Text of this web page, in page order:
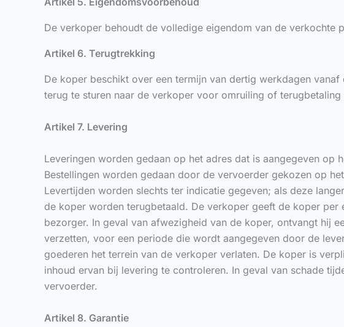
De verkoper behoudt de volledige eigendom van de
Artikel 6. Terugtrekking
De koper beschikt over een termijn van dertig werkdagen
terug te sturen naar de verkoper voor omruiling of
Artikel 7. Levering
Leveringen worden gedaan op het adres dat is aangegeven
Bestellingen worden gedaan door de vervoerder gekozen op
Levertijden worden slechts ter indicatie gegeven; als deze
de koper worden terugbetaald. De verkoper geeft de koper
bezorger. In geval van afwezigheid van de koper, ontvangt hij
verzetten, voor een periode die wordt aangegeven door de
goederen het terrein van de verkoper verlaten. De koper is
inhoud ervan bij levering te controleren. In geval van schade
vervoerder.
Artikel 8. Garantie